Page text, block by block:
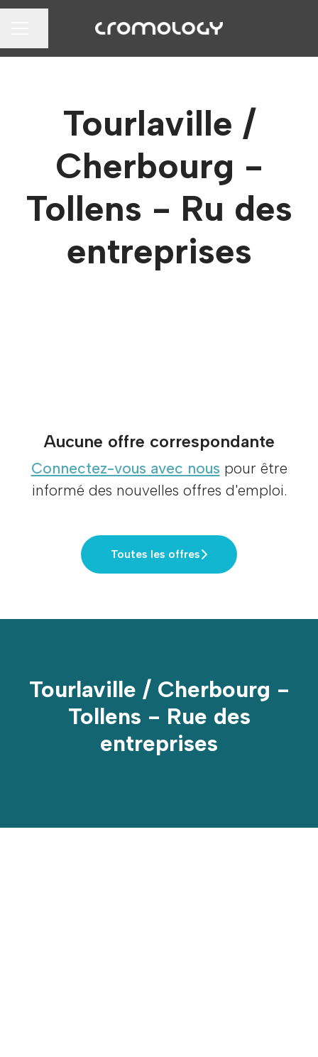
Partager la page
Tourlaville /
Cherbourg -
Tollens - Ru des
entreprises
Aucune offre correspondante
Connectez-vous avec nous pour être
informé des nouvelles offres d'emploi.
Toutes les offres
Tourlaville / Cherbourg -
Tollens - Rue des
entreprises